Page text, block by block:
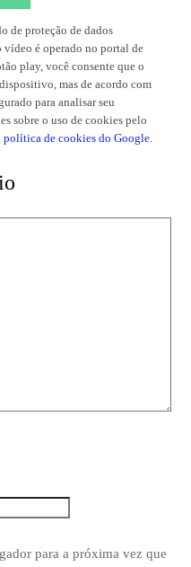
de proteção de dados
é operado no portal de
play, você consente que o
mas de acordo com
para analisar seu
sobre o uso de cookies pelo
política de cookies do Google.
para a próxima vez que